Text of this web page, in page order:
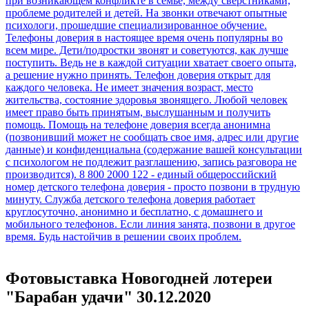
Фотовыставка Новогодней лотереи
"Барабан удачи" 30.12.2020